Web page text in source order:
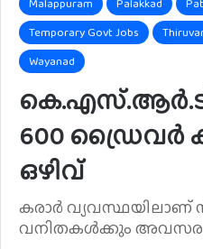
Malappuram
Palakkad
Temporary Govt Jobs
Wayanad
600 ഡ്രൈവർ
ഒഴിവ്
കരാർ വ്യവസ്ഥയിലാണ്
വനിതകൾക്കും